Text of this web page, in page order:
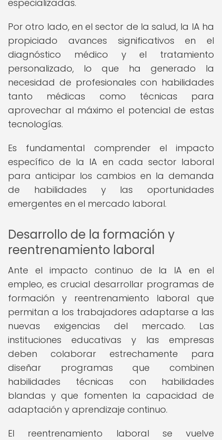
especializadas.
Por otro lado, en el sector de la salud, la IA ha
propiciado avances significativos en el
diagnóstico médico y el tratamiento
personalizado, lo que ha generado la
necesidad de profesionales con habilidades
tanto médicas como técnicas para
aprovechar al máximo el potencial de estas
tecnologías.
Es fundamental comprender el impacto
específico de la IA en cada sector laboral
para anticipar los cambios en la demanda
de habilidades y las oportunidades
emergentes en el mercado laboral.
Desarrollo de la formación y
reentrenamiento laboral
Ante el impacto continuo de la IA en el
empleo, es crucial desarrollar programas de
formación y reentrenamiento laboral que
permitan a los trabajadores adaptarse a las
nuevas exigencias del mercado. Las
instituciones educativas y las empresas
deben colaborar estrechamente para
diseñar programas que combinen
habilidades técnicas con habilidades
blandas y que fomenten la capacidad de
adaptación y aprendizaje continuo.
El reentrenamiento laboral se vuelve